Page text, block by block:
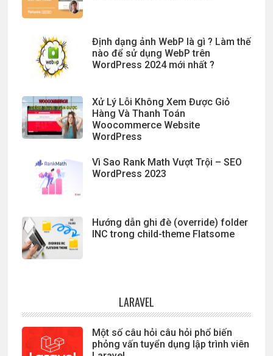
Định dạng ảnh WebP là gì ? Làm thế
nào để sử dụng WebP trên
WordPress 2024 mới nhất ?
Xử Lý Lỗi Không Xem Được Giỏ
Hàng Và Thanh Toán
Woocommerce Website
WordPress
Vì Sao Rank Math Vượt Trội – SEO
WordPress 2023
Hướng dẫn ghi đè (override) folder
INC trong child-theme Flatsome
LARAVEL
Một số câu hỏi câu hỏi phổ biến
phỏng vấn tuyển dụng lập trình viên